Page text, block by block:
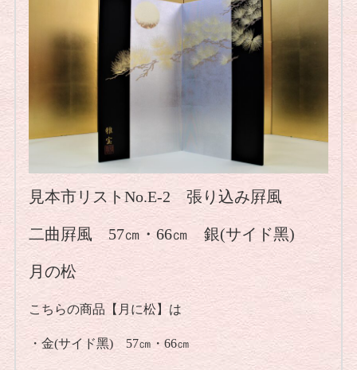
見本市リストNo.E-2 張り込み屛風
二曲屛風 57㎝・66㎝ 銀(サイド黑)
月の松
こちらの商品【月に松】は
・金(サイド黑) 57㎝・66㎝